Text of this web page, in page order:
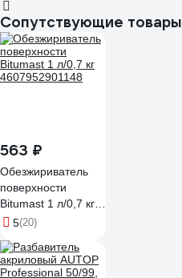
Сопутствующие товары
563 ₽
Обезжириватель
поверхности
Bitumast 1 л/0,7 кг
4607952901148
5(20)